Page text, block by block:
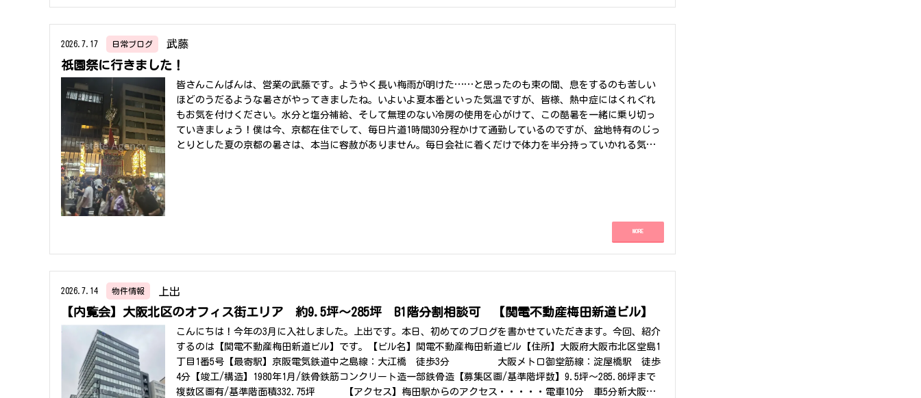
2026.7.17 日常ブログ 武藤
祇園祭に行きました！
皆さんこんばんは、営業の武藤です。ようやく長い梅雨が明けた……と思ったのも束の間、息をするのも苦しい
ほどのうだるような暑さがやってきましたね。いよいよ夏本番といった気温ですが、皆様、熱中症にはくれぐれ
もお気を付けください。水分と塩分補給、そして無理のない冷房の使用を心がけて、この酷暑を一緒に乗り切っ
ていきましょう！僕は今、京都在住でして、毎日片道1時間30分程かけて通勤しているのですが、盆地特有のじっ
とりとした夏の京都の暑さは、本当に容赦がありません。毎日会社に着くだけで体力を半分持っていかれる気分
れくらい強制かと言いますと最寄り駅の階段を上がった瞬間、目の前に広がっていた景色がこちらです。家に帰
るためのいつもの通勤コースが見事なまでに歩行者天国と化していました。目の前にそびえ立つ山鉾の迫力に圧
だまだ暑い日が続きますが皆様も体調には十分お気を付けて、良い夏の夜をお過ごしください。
MORE
2026.7.14 物件情報 上出
【内覧会】大阪北区のオフィス街エリア 約9.5坪～285坪 B1階分割相談可 【関電不動産梅田新道ビル】
こんにちは！今年の3月に入社しました。上出です。本日、初めてのブログを書かせていただきます。今回、紹介
するのは【関電不動産梅田新道ビル】です。【ビル名】関電不動産梅田新道ビル【住所】大阪府大阪市北区堂島1
丁目1番5号【最寄駅】京阪電気鉄道中之島線：大江橋 徒歩3分 大阪メトロ御堂筋線：淀屋橋駅 徒歩
4分【竣工/構造】1980年1月/鉄骨鉄筋コンクリート造一部鉄骨造【募集区画/基準階坪数】9.5坪～285.86坪まで
複数区画有/基準階面積332.75坪 【アクセス】梅田駅からのアクセス・・・・・電車10分 車5分新大阪駅